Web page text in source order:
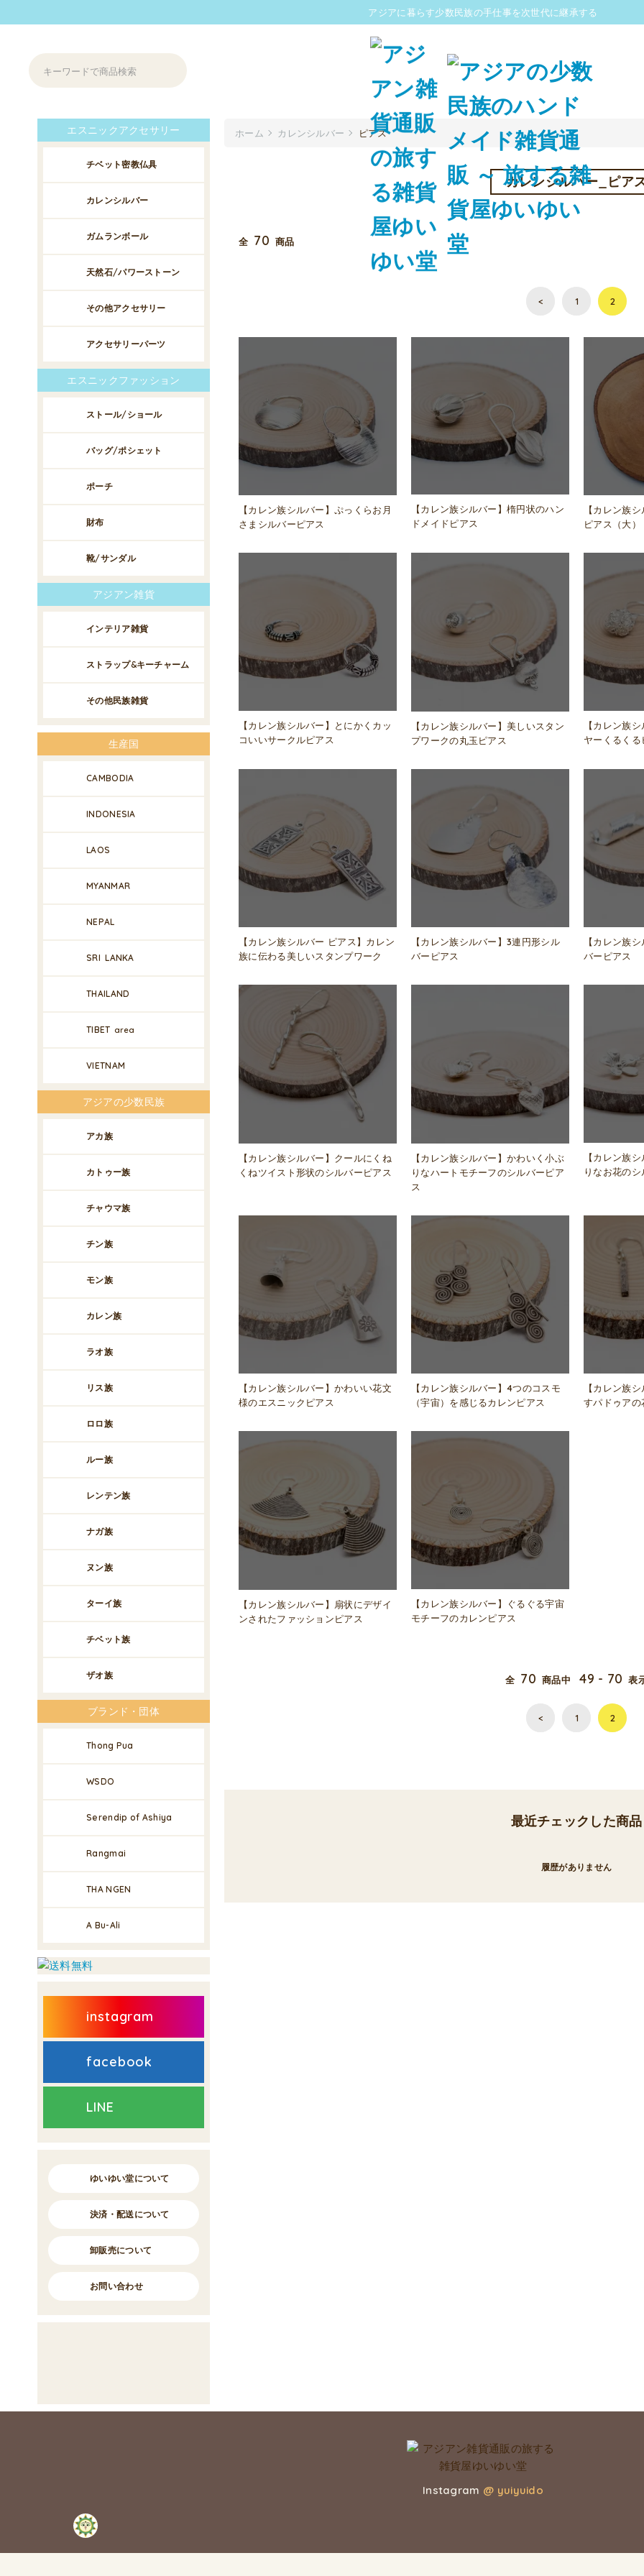
アジアに暮らす少数民族の手仕事を次世代に継承する
ホーム カレンシルバー ピアス
カレンシルバー_ピア
全 70 商品
< 1 2
【カレン族シルバー】ぷっくらお月
さまシルバーピアス
【カレン族シルバー】楕円状のハン
ドメイドピアス
【カレン族
ピアス（大）
【カレン族シルバー】とにかくカッ
コいいサークルピアス
【カレン族シルバー】美しいスタン
プワークの丸玉ピアス
【カレン族
ヤーくるくる
【カレン族シルバー ピアス】カレン
族に伝わる美しいスタンプワーク
【カレン族シルバー】3連円形シル
バーピアス
【カレン族
バーピアス
【カレン族シルバー】クールにくね
くねツイスト形状のシルバーピアス
【カレン族シルバー】かわいく小ぶ
りなハートモチーフのシルバーピア
ス
【カレン族
りなお花の
【カレン族シルバー】かわいい花文
様のエスニックピアス
【カレン族シルバー】4つのコスモ
（宇宙）を感じるカレンピアス
【カレン族
すパドゥアの
【カレン族シルバー】扇状にデザイ
ンされたファッションピアス
【カレン族シルバー】ぐるぐる宇宙
モチーフのカレンピアス
全 70 商品中 49 - 70 表
< 1 2
最近チェックした商品
履歴がありません
エスニックアクセサリー
チベット密教仏具
カレンシルバー
ガムランボール
天然石/パワーストーン
その他アクセサリー
アクセサリーパーツ
エスニックファッション
ストール/ショール
バッグ/ポシェット
ポーチ
財布
靴/サンダル
アジアン雑貨
インテリア雑貨
ストラップ&キーチャーム
その他民族雑貨
生産国
CAMBODIA
INDONESIA
LAOS
MYANMAR
NEPAL
SRI LANKA
THAILAND
TIBET area
VIETNAM
アジアの少数民族
アカ族
カトゥー族
チャウマ族
チン族
モン族
カレン族
ラオ族
リス族
ロロ族
ルー族
レンテン族
ナガ族
ヌン族
ターイ族
チベット族
ザオ族
ブランド・団体
Thong Pua
WSDO
Serendip of Ashiya
Rangmai
THA NGEN
A Bu-Ali
instagram
facebook
LINE
ゆいゆい堂について
決済・配送について
卸販売について
お問い合わせ
Instagram @ yuiyuido